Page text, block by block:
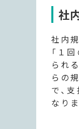
社
社内
「１
られ
らの
で、
なりま